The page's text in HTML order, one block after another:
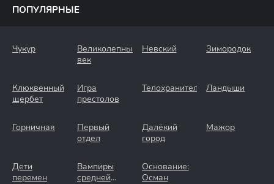
ПОПУЛЯРНЫЕ
Чукур
Великолепный
век
Невский Зимородок
Клюквенный
щербет
Игра
престолов
Телохранители Ландыши
Горничная
Первый
отдел
Далёкий
город
Мажор
Дети
перемен
Вампиры
средней
Основание:
Осман